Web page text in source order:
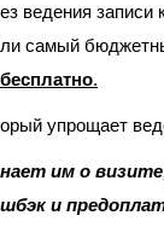
ведения
самый
.
упрощает
им о
и